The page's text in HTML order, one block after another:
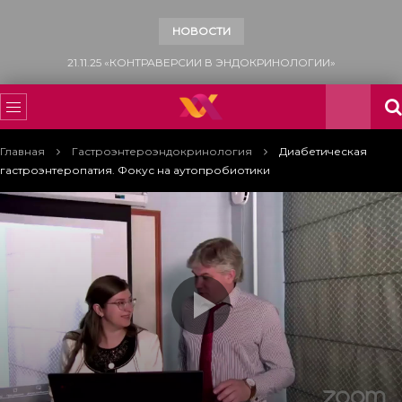
НОВОСТИ
15.11.25 «ВСЕМИРНЫЙ ДЕНЬ БОРЬБЫ С САХАРНЫМ ДИАБЕТОМ»
Главная Гастроэнтероэндокринология
Диабетическая
гастроэнтеропатия. Фокус на аутопробиотики